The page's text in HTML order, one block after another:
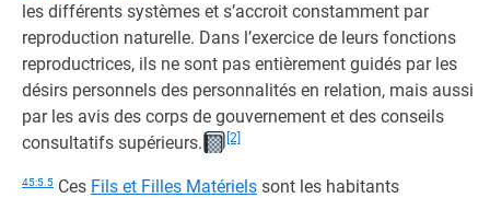
les différents systèmes et s’accroit constamment par
reproduction naturelle. Dans l’exercice de leurs fonctions
reproductrices, ils ne sont pas entièrement guidés par les
désirs personnels des personnalités en relation, mais aussi
par les avis des corps de gouvernement et des conseils
consultatifs supérieurs.
[2]
45:5.5 Ces Fils et Filles Matériels sont les habitants